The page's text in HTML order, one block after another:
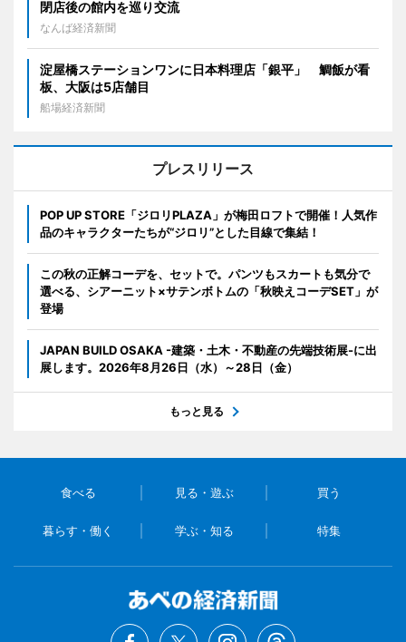
閉店後の館内を巡り交流
なんば経済新聞
淀屋橋ステーションワンに日本料理店「銀平」 鯛飯が看
板、大阪は5店舗目
船場経済新聞
プレスリリース
POP UP STORE「ジロリPLAZA」が梅田ロフトで開催！人気作
品のキャラクターたちが“ジロリ”とした目線で集結！
この秋の正解コーデを、セットで。パンツもスカートも気分で
選べる、シアーニット×サテンボトムの「秋映えコーデSET」が
登場
JAPAN BUILD OSAKA -建築・土木・不動産の先端技術展-に出
展します。2026年8月26日（水）～28日（金）
もっと見る
食べる 見る・遊ぶ 買う
暮らす・働く 学ぶ・知る 特集